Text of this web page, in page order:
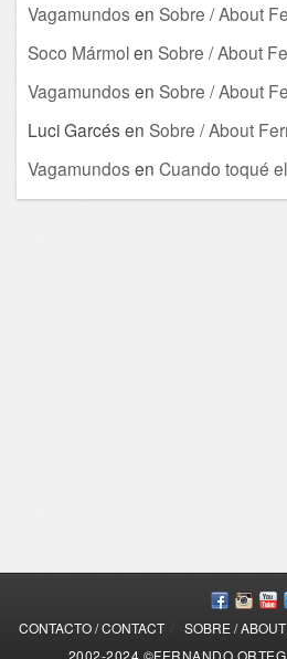
Vagamundos en Sobre / About
Soco Mármolen Sobre / About
Vagamundos en Sobre / About
Luci Garcés en Sobre / About
Vagamundos en Cuando toqué
CONTACTO / CONTACT
SOBRE /
2002-2024 ©FERNANDO